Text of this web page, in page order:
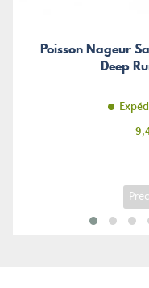
Poisson Nageur
Deep